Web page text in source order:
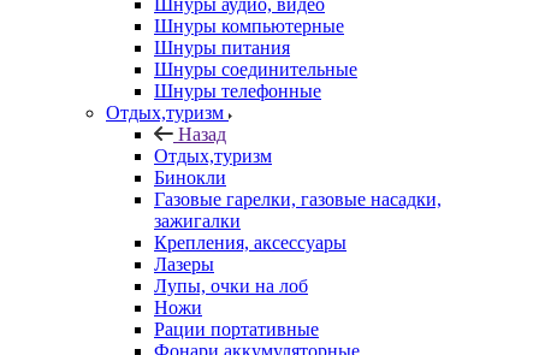
Шнуры аудио, видео
Шнуры компьютерные
Шнуры питания
Шнуры соединительные
Шнуры телефонные
Отдых,туризм
Назад
Отдых,туризм
Бинокли
Газовые гарелки, газовые насадки,
зажигалки
Крепления, аксессуары
Лазеры
Лупы, очки на лоб
Ножи
Рации портативные
Фонари аккумуляторные